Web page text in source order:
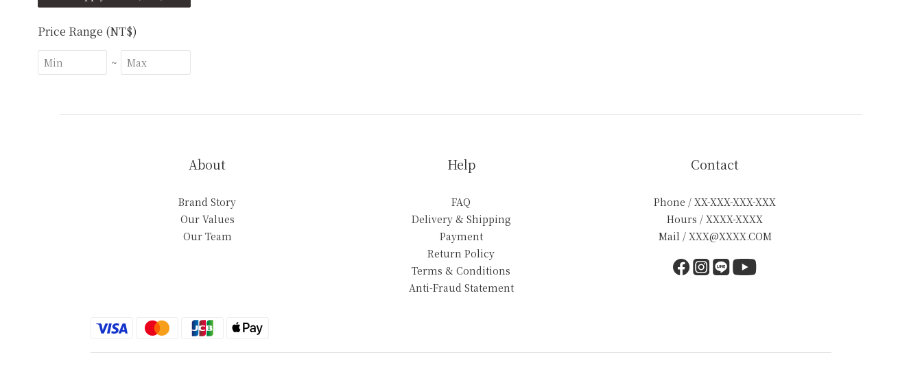
Price Range (NT$)
~
About
Brand Story
Our Values
Our Team
Help
FAQ
Delivery & Shipping
Payment
Return Policy
Terms & Conditions
Anti-Fraud Statement
Contact
Phone / XX-XXX-XXX-XXX
Hours / XXXX-XXXX
Mail / XXX@XXXX.COM